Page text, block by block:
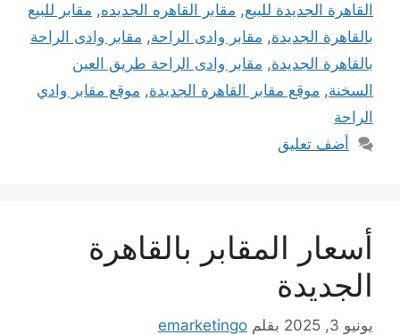
القاهرة الجديدة للبيع, مقابر القاهره الجديده, مقابر للبيع
بالقاهرة الجديدة, مقابر وادى الراحة, مقابر وادى الراحة
بالقاهرة الجديدة, مقابر وادى الراحة طريق العين
السخنة, موقع مقابر القاهرة الجديدة, موقع مقابر وادي
الراحة
أضف تعليق
أسعار المقابر بالقاهرة
الجديدة
يونيو 3, 2025 بقلم emarketingo